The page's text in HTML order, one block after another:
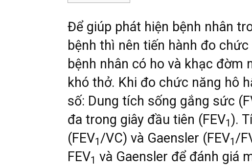
Để giúp phát hiện bệnh nhân
bệnh thì nên tiến hành đo
bệnh nhân có ho và khạc
khó thở. Khi đo chức năng hô
số: Dung tích sống gắng sức
đa trong giây đầu tiên (FEV1).
(FEV1 /VC) và Gaensler (FEV1 /
FEV1 và Gaensler để đánh giá